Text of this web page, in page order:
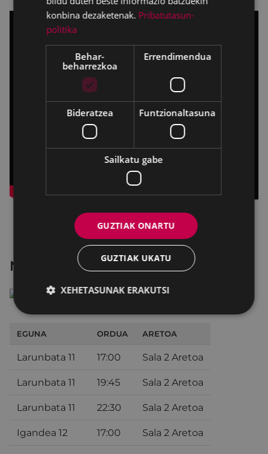
Nina
EGUNA ORDUA ARETOA
Larunbata 11 17:00 Sala 2 Aretoa
Larunbata 11 19:45 Sala 2 Aretoa
Larunbata 11 22:30 Sala 2 Aretoa
Igandea 12 17:00 Sala 2 Aretoa
konbina dezaketenak. Pribatutasun-
politika
Behar-
beharrezkoa
Errendimendua
Bideratzea Funtzionaltasuna
Sailkatu gabe
GUZTIAK ONARTU
GUZTIAK UKATU
XEHETASUNAK ERAKUTSI